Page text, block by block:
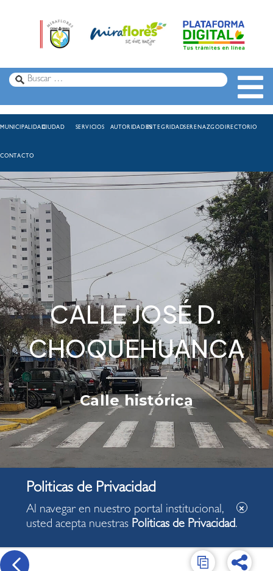
MUNICIPALIDADCIUDAD SERVICIOS AUTORIDADESINTEGRIDADSERENAZGODIRECTORIO
CONTACTO
CALLE JOSÉ D.
CHOQUEHUANCA
Calle histórica
Al navegar en nuestro portal institucional,
usted acepta nuestras Politicas de Privacidad.